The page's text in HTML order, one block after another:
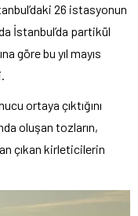
26 istasyonun
İstanbul’da partikül
göre bu yıl mayıs
ortaya çıktığını
oluşan tozların,
çıkan kirleticilerin